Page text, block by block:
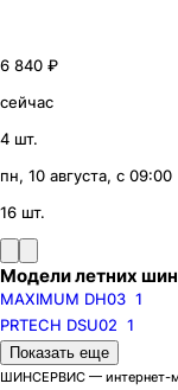
6 840 ₽
сейчас
4 шт.
пн, 10 августа, с 09:00
16 шт.
Модели летних
MAXIMUM DH03 1
PRTECH DSU02 1
Бренды
Ikon
Показать еще
ШИНСЕРВИС — интернет-